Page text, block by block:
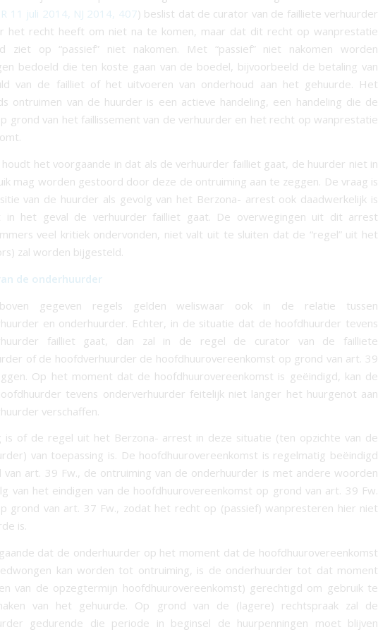
11 juli 2014, NJ 2014, 407) beslist dat de curator van de failliete verhuurder
het recht heeft om niet na te komen, maar dat dit recht op wanprestatie
ziet op “passief” niet nakomen. Met “passief” niet nakomen worden
bedoeld die ten koste gaan van de boedel, bijvoorbeeld de betaling van
van de failliet of het uitvoeren van onderhoud aan het gehuurde. Het
ontruimen van de huurder is een actieve handeling, een handeling die de
grond van het faillissement van de verhuurder en het recht op wanprestatie
houdt het voorgaande in dat als de verhuurder failliet gaat, de huurder niet in
mag worden gestoord door deze de ontruiming aan te zeggen. De vraag is
van de huurder als gevolg van het Berzona- arrest ook daadwerkelijk is
in het geval de verhuurder failliet gaat. De overwegingen uit dit arrest
veel kritiek ondervonden, niet valt uit te sluiten dat de “regel” uit het
zal worden bijgesteld.
de onderhuurder
gegeven regels gelden weliswaar ook in de relatie tussen
en onderhuurder. Echter, in de situatie dat de hoofdhuurder tevens
failliet gaat, dan zal in de regel de curator van de failliete
of de hoofdverhuurder de hoofdhuurovereenkomst op grond van art. 39
Op het moment dat de hoofdhuurovereenkomst is geëindigd, kan de
tevens onderverhuurder feitelijk niet langer het huurgenot aan
verschaffen.
is of de regel uit het Berzona- arrest in deze situatie (ten opzichte van de
van toepassing is. De hoofdhuurovereenkomst is regelmatig beëindigd
van art. 39 Fw., de ontruiming van de onderhuurder is met andere woorden
van het eindigen van de hoofdhuurovereenkomst op grond van art. 39 Fw.
grond van art. 37 Fw., zodat het recht op (passief) wanpresteren hier niet
is.
dat de onderhuurder op het moment dat de hoofdhuurovereenkomst
kan worden tot ontruiming, is de onderhuurder tot dat moment
van de opzegtermijn hoofdhuurovereenkomst) gerechtigd om gebruik te
van het gehuurde. Op grond van de (lagere) rechtspraak zal de
gedurende die periode in beginsel de huurpenningen moet blijven